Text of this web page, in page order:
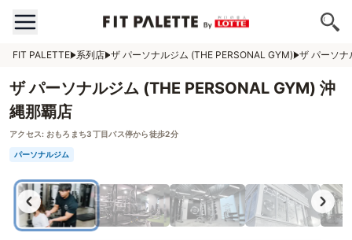
FIT PALETTE 系列店 ザ パーソナルジム (THE PERSONAL GYM) ザ パーソナ
ザ パーソナルジム (THE PERSONAL GYM) 沖
縄那覇店
アクセス: おもろまち3丁目バス停から徒歩2分
パーソナルジム